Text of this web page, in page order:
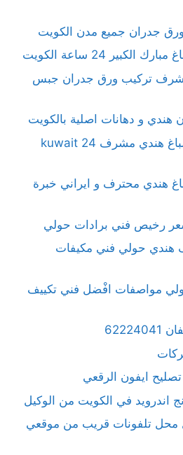
جدران جميع مدن الكويت
24 ساعة الكويت
تركيب ورق جدران جبس
و دهانات اصلية بالكويت
صباغ جدران مشرف صباغ هندي مشرف kuwait 24
هندي محترف و ايراني خبرة
رخيص فني برادات حولي
هندي حولي فني مكيفات
مواصفات افْضل فني تكييف
تصليح ايفون الرقعي
اندرويد في الكويت من الوكيل
محل تلفونات قريب من موقعي